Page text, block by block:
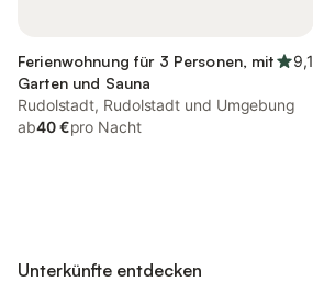
Ferienwohnung für 3 Personen, mit
Garten und Sauna
9,1
Rudolstadt, Rudolstadt und Umgebung
ab40 €pro Nacht
Unterkünfte entdecken